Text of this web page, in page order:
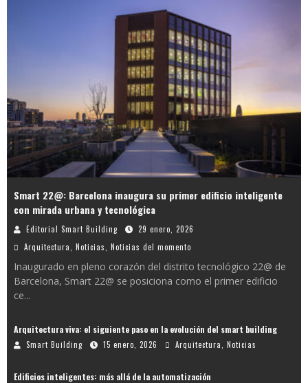
Smart 22@: Barcelona inaugura su primer edificio inteligente
con mirada urbana y tecnológica
Editorial Smart Building
29 enero, 2026
Arquitectura
Noticias Noticias del momento
Inaugurado en pleno corazón del distrito tecnológico 22@ de
Barcelona, Smart 22@ se posiciona como el primer edificio
ce...
Arquitectura viva: el siguiente paso en la evolución del smart building
Smart Building 15 enero, 2026 Arquitectura Noticias
Edificios inteligentes: más allá de la automatización